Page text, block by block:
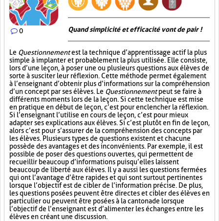
0 Quand simplicité et efficacité vont de pair !
Le Questionnementest la technique d’apprentissage actif la plus
simple à implanter et probablement la plus utilisée. Elle consiste,
lors d’une leçon, à poser une ou plusieurs questions aux élèves de
sorte à susciter leur réflexion. Cette méthode permet également
à l’enseignant d’obtenir plus d’informations sur la compréhension
d’un concept par ses élèves. Le Questionnementpeut se faire à
différents moments lors de la leçon. Si cette technique est mise
en pratique en début de leçon, c’est pour enclencher la réflexion.
Si l’enseignant l’utilise en cours de leçon, c’est pour mieux
adapter ses explications aux élèves. Si c’est plutôt en fin de leçon,
alors c’est pour s’assurer de la compréhension des concepts par
les élèves. Plusieurs types de questions existent et chacune
possède des avantages et des inconvénients. Par exemple, il est
possible de poser des questions ouvertes, qui permettent de
recueillir beaucoup d’informations puisqu’elles laissent
beaucoup de liberté aux élèves. Il y a aussi les questions fermées
qui ont l’avantage d’être rapides et qui sont surtout pertinentes
lorsque l’objectif est de cibler de l’information précise. De plus,
les questions posées peuvent être directes et cibler des élèves en
particulier ou peuvent être posées à la cantonade lorsque
l’objectif de l’enseignant est d’alimenter les échanges entre les
élèves en créant une discussion.